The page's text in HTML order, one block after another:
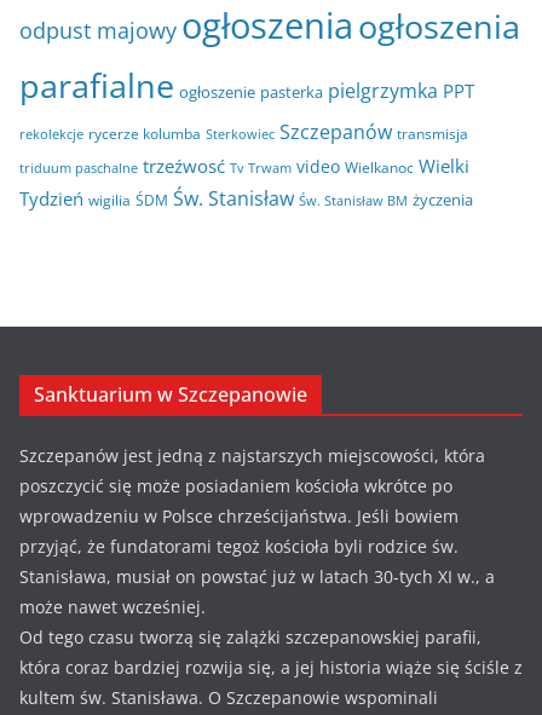
odpust majowy ogłoszeniaogłoszenia
parafialne ogłoszenie pasterka pielgrzymka PPT
rekolekcje rycerze kolumba Sterkowiec Szczepanów transmisja
triduum paschalne trzeźwosć Tv Trwam video Wielkanoc Wielki
Tydzień wigilia ŚDM Św. Stanisław Św. Stanisław BM życzenia
Sanktuarium w Szczepanowie
Szczepanów jest jedną z najstarszych miejscowości, która
poszczycić się może posiadaniem kościoła wkrótce po
wprowadzeniu w Polsce chrześcijaństwa. Jeśli bowiem
przyjąć, że fundatorami tegoż kościoła byli rodzice św.
Stanisława, musiał on powstać już w latach 30-tych XI w., a
może nawet wcześniej.
Od tego czasu tworzą się zalążki szczepanowskiej parafii,
która coraz bardziej rozwija się, a jej historia wiąże się ściśle z
kultem św. Stanisława. O Szczepanowie wspominali